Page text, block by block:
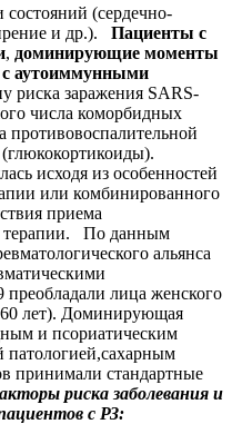
(сердечно-
и др.). Пациенты с
, доминирующие моменты
с аутоиммунными
риска заражения SARS-
числа коморбидных
противовоспалительной
исходя из особенностей
или комбинированного
приема
терапии. По данным
альянса
лица женского
60 лет). Доминирующая
и псориатическим
патологией,сахарным
принимали стандартные
риска заболевания и
с РЗ: